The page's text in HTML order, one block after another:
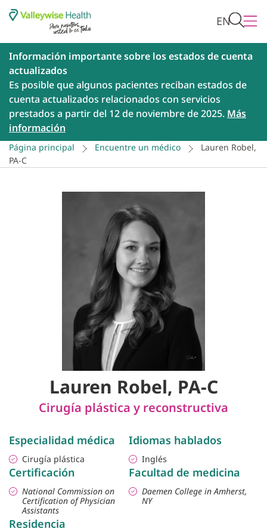
EN
Información importante sobre los estados de cuenta
actualizados
Es posible que algunos pacientes reciban estados de
cuenta actualizados relacionados con servicios
prestados a partir del 12 de noviembre de 2025. Más
información
Página principal Encuentre un médico
Lauren Robel,
PA-C
Lauren Robel, PA-C
Cirugía plástica y reconstructiva
Especialidad médica
Cirugía plástica
Idiomas hablados
Inglés
Certificación
National Commission on
Certification of Physician
Assistants
Facultad de medicina
Daemen College in Amherst,
NY
Residencia